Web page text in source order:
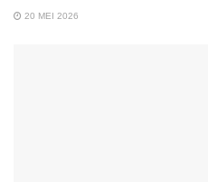
20 MEI 2026